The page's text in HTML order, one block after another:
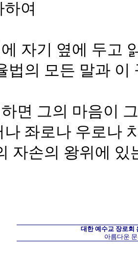
여
에 자기 옆에 두고
법의 모든 말과 이
하면 그의 마음이
나 좌로나 우로나
자손의 왕위에 있
대한 예수교 장로회
아름다운